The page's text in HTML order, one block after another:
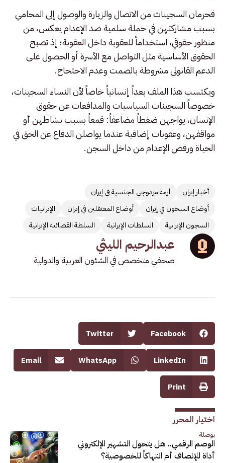
فحرمان السجينات من الاتصال والزيارة والوصول إلى المحامي
بسبب مشاركتهن في حملة سلمية ضد الإعدام يعكس، من
منظور حقوقي، استخداماً للعقوبة داخل العقوبة؛ إذ تصبح
الحقوق الأساسية مثل التواصل مع الأسرة أو الحصول على
الدعم القانوني مشروطة بالصمت وعدم الاحتجاج.
ويكتسب هذا الملف بعداً إنسانياً خاصاً لأن النساء السجينات،
خصوصاً السجينات السياسيات والمدافعات عن حقوق
الإنسان، يواجهن ضغطاً مضاعفاً: قمعاً بسبب نشاطهن أو
مواقفهن، وعقوبات إضافية عندما يواصلن الدفاع عن الحق في
الحياة ورفض الإعدام من داخل السجن.
أخبار إيران
أزمة مزدوجي الجنسية في إيران
أوضاع السجون في إيران
أوضاع المعتقلين في إيران
الإيرانيات
السجون الإيرانية
السلطات الإيرانية السلطة القضائية الإيرانية
عبدالرحيم الليثي
صحفي متخصص في الشئون العربية والدولية
Facebook
Twitter
LinkedIn
WhatsApp
Email
Print
اختيار المحرر
بوصلة
الوصم الرقمي.. هل يتحول التشهير الإلكتروني
أداة للإنصاف أم انتهاكاً للخصوصية؟